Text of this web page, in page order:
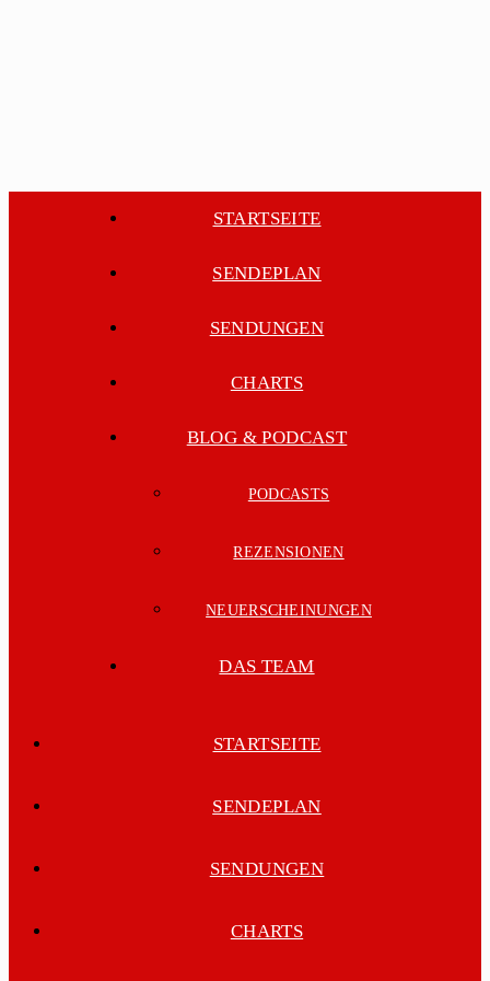
STARTSEITE
SENDEPLAN
SENDUNGEN
CHARTS
BLOG & PODCAST
PODCASTS
REZENSIONEN
NEUERSCHEINUNGEN
DAS TEAM
STARTSEITE
SENDEPLAN
SENDUNGEN
CHARTS